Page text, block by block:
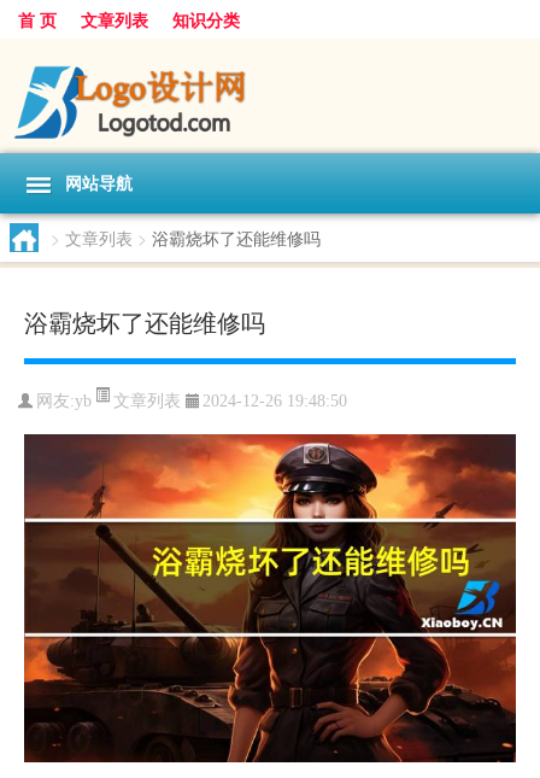
首 页 文章列表 知识分类
网站导航
> 文章列表 > 浴霸烧坏了还能维修吗
浴霸烧坏了还能维修吗
网友:yb 文章列表 2024-12-26 19:48:50